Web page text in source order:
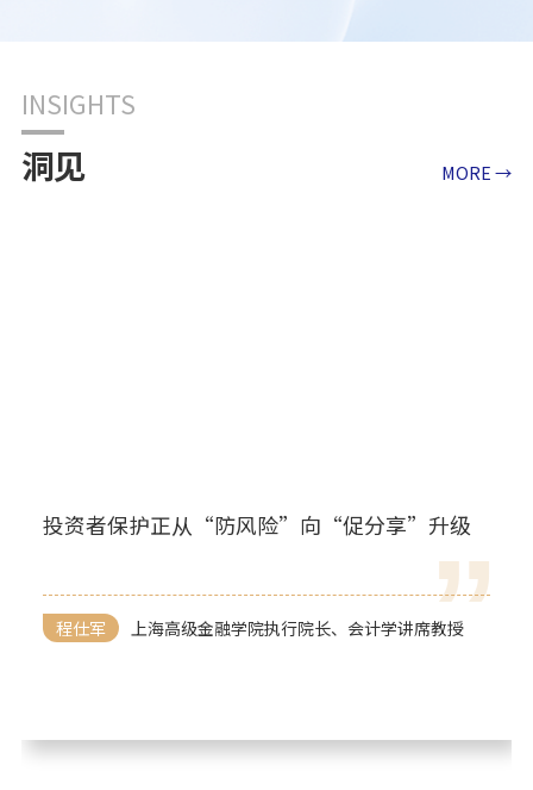
INSIGHTS
洞见 MORE →
投资者保护正从“防风险”向“促分享”升级
程仕军 上海高级金融学院执行院长、会计学讲席教授